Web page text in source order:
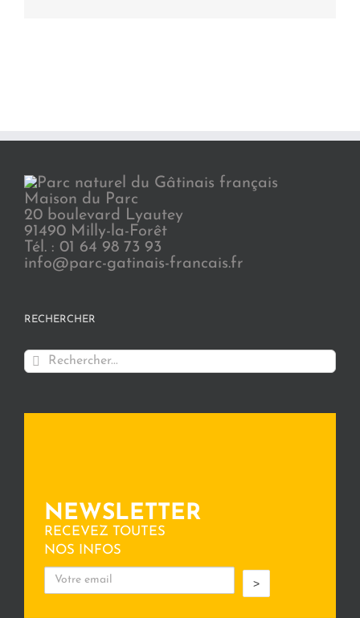
Maison du Parc
20 boulevard Lyautey
91490 Milly-la-Forêt
Tél. : 01 64 98 73 93
info@parc-gatinais-francais.fr
RECHERCHER
Rechercher:
NEWSLETTER
RECEVEZ TOUTES
NOS INFOS
>